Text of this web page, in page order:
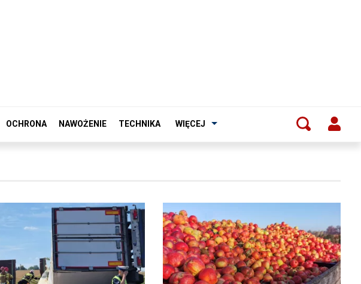
OCHRONA NAWOŻENIE TECHNIKA WIĘCEJ